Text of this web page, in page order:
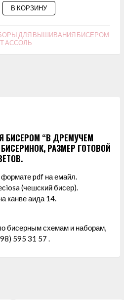
В КОРЗИНУ
ДЛЯ ВЫШИВАНИЯ БИСЕРОМ
АССОЛЬ
“В ДРЕМУЧЕМ
РАЗМЕР ГОТОВОЙ
pdf на емайл.
(чешский бисер).
канве аида 14.
бисерным схемам и наборам,
595 31 57 .